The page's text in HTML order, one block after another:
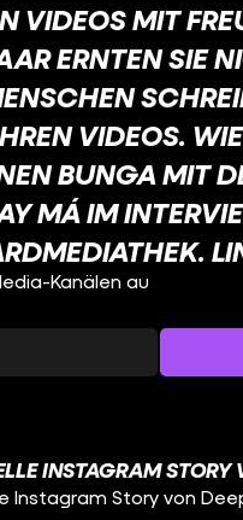
VIDEOS MIT
ERNTEN SIE
VIDEOS.
BUNGA MIT
MÁ IM
Kanälen au
INSTAGRAM
Instagram Story von